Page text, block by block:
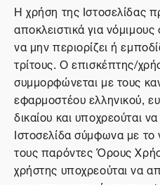
Η χρήση της Ιστοσελίδας
αποκλειστικά για
να μην περιορίζει ή
τρίτους. Ο επισκέπτης/
συμμορφώνεται με τους
εφαρμοστέου ελληνικού,
δικαίου και υποχρεούται
Ιστοσελίδα σύμφωνα με
τους παρόντες Όρους
χρήστης υποχρεούται να